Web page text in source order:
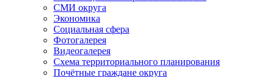
СМИ округа
Экономика
Социальная сфера
Фотогалерея
Видеогалерея
Схема территориального планирования
Почётные граждане округа